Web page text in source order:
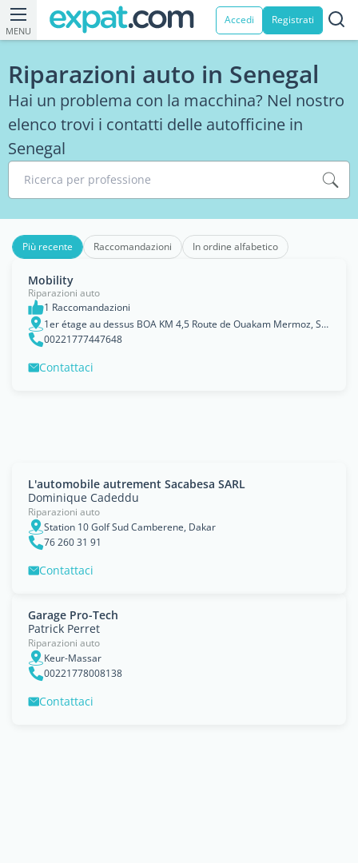
MENU
Accedi Registrati
Riparazioni auto in Senegal
Hai un problema con la macchina? Nel nostro
elenco trovi i contatti delle autofficine in
Senegal
Ricerca per professione
Più recente Raccomandazioni In ordine alfabetico
Mobility
Riparazioni auto
1 Raccomandazioni
1er étage au dessus BOA KM 4,5 Route de Ouakam Mermoz, Sénégal, Dakar
00221777447648
Contattaci
L'automobile autrement Sacabesa SARL
Dominique Cadeddu
Riparazioni auto
Station 10 Golf Sud Camberene, Dakar
76 260 31 91
Contattaci
Garage Pro-Tech
Patrick Perret
Riparazioni auto
Keur-Massar
00221778008138
Contattaci